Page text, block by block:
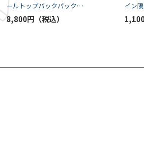
ールトップバックパック
（COSPA）
8,800円
イン